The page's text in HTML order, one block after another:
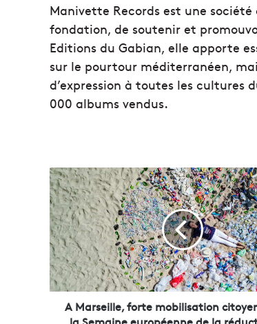
Manivette Records est une
fondation, de soutenir et
Editions du Gabian, elle apporte
sur le pourtour méditerranéen,
d’expression à toutes les cultures
000 albums vendus.
A
M
a
r
s
e
i
l
l
A Marseille, forte mobilisation